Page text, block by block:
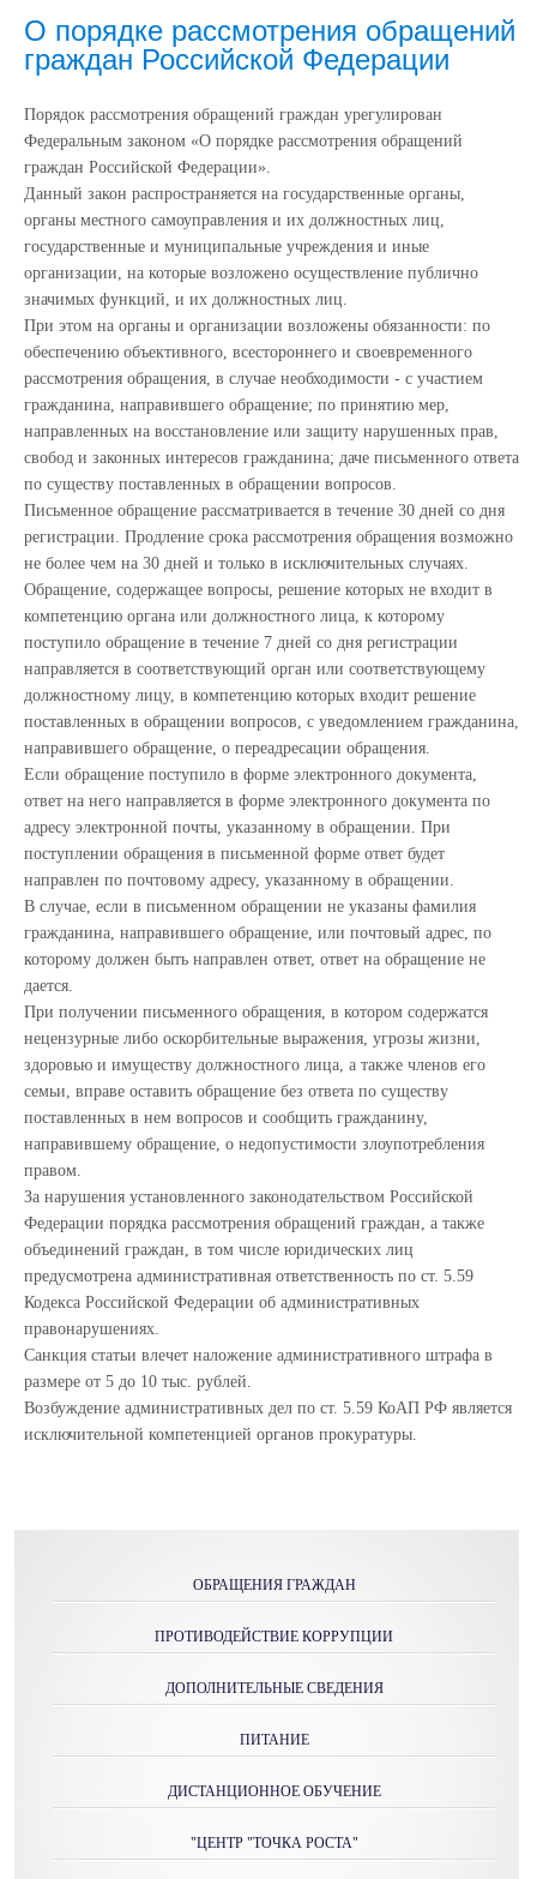
О порядке рассмотрения обращений
граждан Российской Федерации
Порядок рассмотрения обращений граждан урегулирован
Федеральным законом «О порядке рассмотрения обращений
граждан Российской Федерации».
Данный закон распространяется на государственные органы,
органы местного самоуправления и их должностных лиц,
государственные и муниципальные учреждения и иные
организации, на которые возложено осуществление публично
значимых функций, и их должностных лиц.
При этом на органы и организации возложены обязанности: по
обеспечению объективного, всестороннего и своевременного
рассмотрения обращения, в случае необходимости - с участием
гражданина, направившего обращение; по принятию мер,
направленных на восстановление или защиту нарушенных прав,
свобод и законных интересов гражданина; даче письменного ответа
по существу поставленных в обращении вопросов.
Письменное обращение рассматривается в течение 30 дней со дня
регистрации. Продление срока рассмотрения обращения возможно
не более чем на 30 дней и только в исключительных случаях.
Обращение, содержащее вопросы, решение которых не входит в
компетенцию органа или должностного лица, к которому
поступило обращение в течение 7 дней со дня регистрации
направляется в соответствующий орган или соответствующему
должностному лицу, в компетенцию которых входит решение
поставленных в обращении вопросов, с уведомлением гражданина,
направившего обращение, о переадресации обращения.
Если обращение поступило в форме электронного документа,
ответ на него направляется в форме электронного документа по
адресу электронной почты, указанному в обращении. При
поступлении обращения в письменной форме ответ будет
направлен по почтовому адресу, указанному в обращении.
В случае, если в письменном обращении не указаны фамилия
гражданина, направившего обращение, или почтовый адрес, по
которому должен быть направлен ответ, ответ на обращение не
дается.
При получении письменного обращения, в котором содержатся
нецензурные либо оскорбительные выражения, угрозы жизни,
здоровью и имуществу должностного лица, а также членов его
семьи, вправе оставить обращение без ответа по существу
поставленных в нем вопросов и сообщить гражданину,
направившему обращение, о недопустимости злоупотребления
правом.
За нарушения установленного законодательством Российской
Федерации порядка рассмотрения обращений граждан, а также
объединений граждан, в том числе юридических лиц
предусмотрена административная ответственность по ст. 5.59
Кодекса Российской Федерации об административных
правонарушениях.
Санкция статьи влечет наложение административного штрафа в
размере от 5 до 10 тыс. рублей.
Возбуждение административных дел по ст. 5.59 КоАП РФ является
исключительной компетенцией органов прокуратуры.
ОБРАЩЕНИЯ ГРАЖДАН
ПРОТИВОДЕЙСТВИЕ КОРРУПЦИИ
ДОПОЛНИТЕЛЬНЫЕ СВЕДЕНИЯ
ПИТАНИЕ
ДИСТАНЦИОННОЕ ОБУЧЕНИЕ
"ЦЕНТР "ТОЧКА РОСТА"